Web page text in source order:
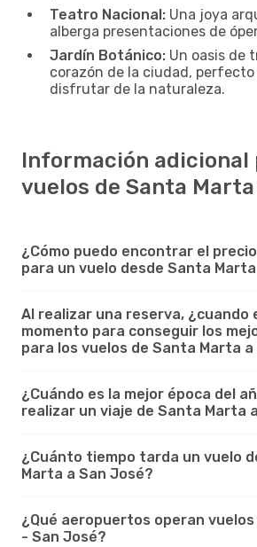
Teatro Nacional: Una joya
alberga presentaciones de
Jardín Botánico: Un oasis de
corazón de la ciudad,
disfrutar de la naturaleza.
Información adicional
vuelos de Santa Marta
¿Cómo puedo encontrar el
para un vuelo desde Santa
Al realizar una reserva, ¿cuando
momento para conseguir los
para los vuelos de Santa Marta a
¿Cuándo es la mejor época del
realizar un viaje de Santa Marta
¿Cuánto tiempo tarda un vuelo
Marta a San José?
¿Qué aeropuertos operan
- San José?